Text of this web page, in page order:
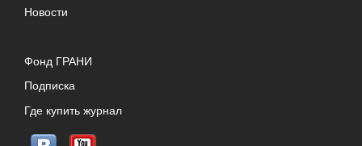
Новости
Фонд ГРАНИ
Подписка
Где купить журнал